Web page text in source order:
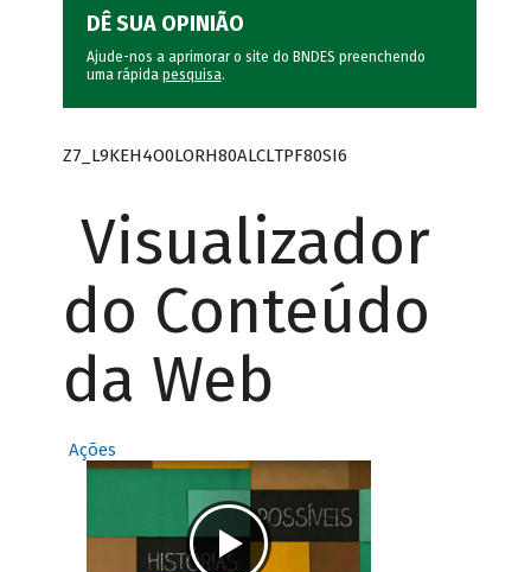
DÊ SUA OPINIÃO
Ajude-nos a aprimorar o site do BNDES preenchendo
uma rápida pesquisa.
Z7_L9KEH4O0LORH80ALCLTPF80SI6
Visualizador
do Conteúdo
da Web
Ações